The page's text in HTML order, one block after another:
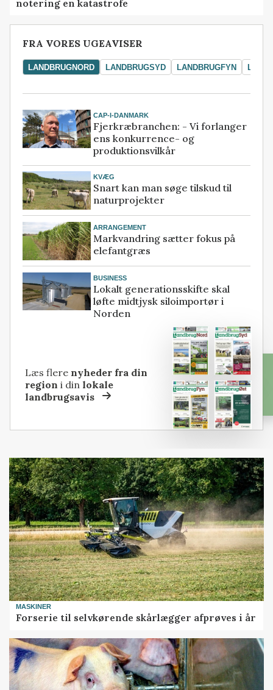
notering en katastrofe
FRA VORES UGEAVISER
LANDBRUGNORD LANDBRUGSYD LANDBRUGFYN
CAP-I-DANMARK
Fjerkræbranchen: - Vi forlanger
ens konkurrence- og
produktionsvilkår
KVÆG
Snart kan man søge tilskud til
naturprojekter
ARRANGEMENT
Markvandring sætter fokus på
elefantgræs
BUSINESS
Lokalt generationsskifte skal
løfte midtjysk siloimportør i
Norden
Læs flere nyheder fra din
region i dinlokale
landbrugsavis
MASKINER
Forserie til selvkørende skårlægger afprøves i år